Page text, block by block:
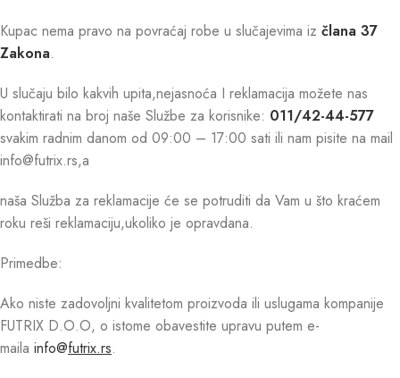
Kupac nema pravo na povraćaj robe u slučajevima iz člana 37
Zakona.
U slučaju bilo kakvih upita,nejasnoća I reklamacija možete nas
kontaktirati na broj naše Službe za korisnike: 011/42-44-577
svakim radnim danom od 09:00 – 17:00 sati ili nam pisite na mail
info@futrix.rs,a
naša Služba za reklamacije će se potruditi da Vam u što kraćem
roku reši reklamaciju,ukoliko je opravdana.
Primedbe:
Ako niste zadovoljni kvalitetom proizvoda ili uslugama kompanije
FUTRIX D.O.O, o istome obavestite upravu putem e-
maila info@futrix.rs.